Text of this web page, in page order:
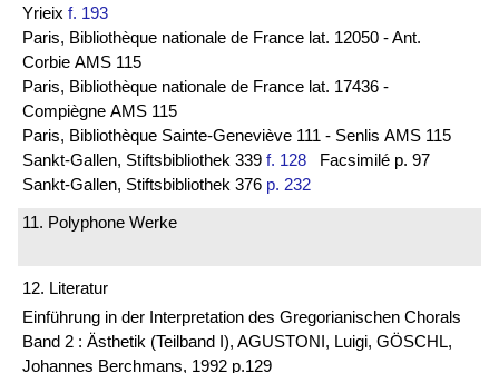
Yrieix f. 193
Paris, Bibliothèque nationale de France lat. 12050 - Ant.
Corbie AMS 115
Paris, Bibliothèque nationale de France lat. 17436 -
Compiègne AMS 115
Paris, Bibliothèque Sainte-Geneviève 111 - Senlis AMS 115
Sankt-Gallen, Stiftsbibliothek 339 f. 128 Facsimilé p. 97
Sankt-Gallen, Stiftsbibliothek 376 p. 232
11. Polyphone Werke
12. Literatur
Einführung in der Interpretation des Gregorianischen Chorals
Band 2 : Ästhetik (Teilband I), AGUSTONI, Luigi, GÖSCHL,
Johannes Berchmans, 1992 p.129